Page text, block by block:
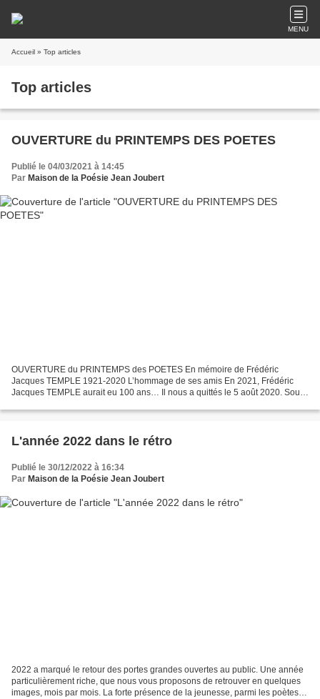
MENU
Accueil » Top articles
Top articles
OUVERTURE du PRINTEMPS DES POETES
Publié le 04/03/2021 à 14:45
Par Maison de la Poésie Jean Joubert
OUVERTURE du PRINTEMPS des POETES En mémoire de Frédéric
Jacques TEMPLE 1921-2020 L’hommage de ses amis En 2021, Frédéric
Jacques TEMPLE aurait eu 100 ans… Il nous a quittés le 5 août 2020. Sous
L'année 2022 dans le rétro
Publié le 30/12/2022 à 16:34
Par Maison de la Poésie Jean Joubert
2022 a marqué le retour des portes grandes ouvertes au public. Une année
particulièrement riche, que nous vous proposons de retrouver en quelques
images, mois par mois. La forte présence de la jeunesse, parmi les poètes